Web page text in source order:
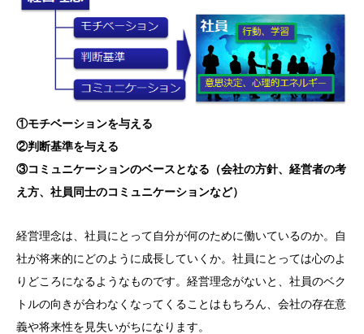
①モチベーションを与える
②判断基準を与える
③コミュニケーションのベースとなる（会社の方針、経営者の考
え方、社員同士のコミュニケーションなど）
経営理念は、社員にとって自分が何のために働いているのか。自
社が将来的にどのように成長していくか。社員にとっては心のよ
りどころになるようなものです。経営理念がないと、社員のベク
トルの向きが合わなくなってくることはもちろん、会社の存在意
義や将来性を見失いがちになります。